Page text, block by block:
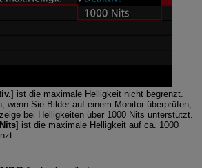
] ist die maximale Helligkeit nicht begrenzt.
wenn Sie Bilder auf einem Monitor überprüfen,
bei Helligkeiten über 1000 Nits unterstützt.
] ist die maximale Helligkeit auf ca. 1000